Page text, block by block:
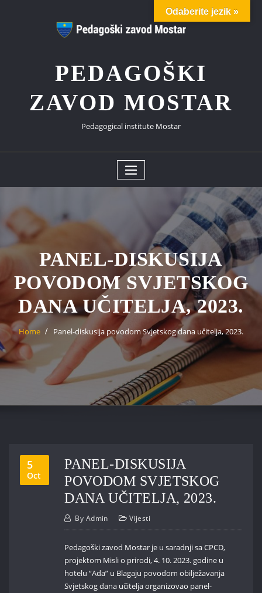
PEDAGOŠKI
ZAVOD MOSTAR
Pedagogical institute Mostar
PANEL-DISKUSIJA
POVODOM SVJETSKOG
DANA UČITELJA, 2023.
Home Panel-diskusija povodom Svjetskog dana učitelja, 2023.
5
Oct
PANEL-DISKUSIJA
POVODOM SVJETSKOG
DANA UČITELJA, 2023.
By Admin Vijesti
Pedagoški zavod Mostar je u saradnji sa CPCD,
projektom Misli o prirodi, 4. 10. 2023. godine u
hotelu “Ada” u Blagaju povodom obilježavanja
Svjetskog dana učitelja organizovao panel-
Odaberite jezik »